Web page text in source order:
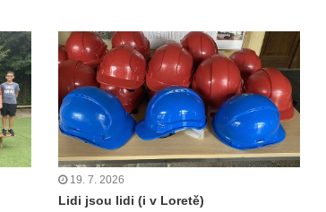
19. 7. 2026
Lidi jsou lidi (i v Loretě)